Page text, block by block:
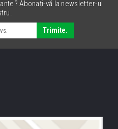
Abonați-vă la newsletter-ul
Trimite.